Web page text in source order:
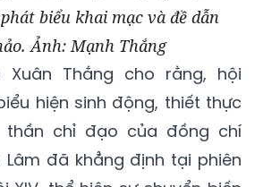
biểu khai mạc và đề dẫn
Ảnh: Mạnh Thắng
Xuân Thắng cho rằng, hội
hiện sinh động, thiết thực
thần chỉ đạo của đồng chí
Lâm đã khẳng định tại phiên